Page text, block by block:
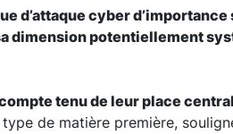
d’attaque cyber
dimension potentiellement
tenu de leur place
de matière première,